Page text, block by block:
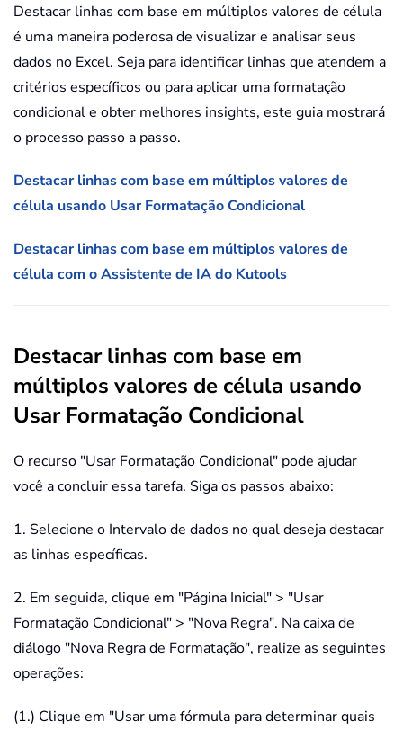
Destacar linhas com base em múltiplos valores de célula
é uma maneira poderosa de visualizar e analisar seus
dados no Excel. Seja para identificar linhas que atendem a
critérios específicos ou para aplicar uma formatação
condicional e obter melhores insights, este guia mostrará
o processo passo a passo.
Destacar linhas com base em múltiplos valores de
célula usando Usar Formatação Condicional
Destacar linhas com base em múltiplos valores de
célula com o Assistente de IA do Kutools
Destacar linhas com base em
múltiplos valores de célula usando
Usar Formatação Condicional
O recurso "Usar Formatação Condicional" pode ajudar
você a concluir essa tarefa. Siga os passos abaixo:
1. Selecione o Intervalo de dados no qual deseja destacar
as linhas específicas.
2. Em seguida, clique em "Página Inicial" > "Usar
Formatação Condicional" > "Nova Regra". Na caixa de
diálogo "Nova Regra de Formatação", realize as seguintes
operações:
(1.) Clique em "Usar uma fórmula para determinar quais